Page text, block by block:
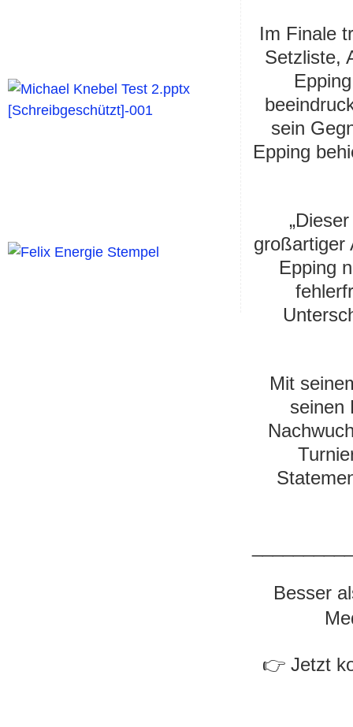
Im Finale
Setzliste,
sein
Epping
großartiger
Epping
Mit
seinen
Besser
👉 Jetzt